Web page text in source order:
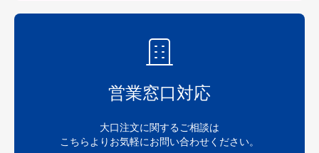
営業窓口対応
大口注文に関するご相談は
こちらよりお気軽にお問い合わせください。